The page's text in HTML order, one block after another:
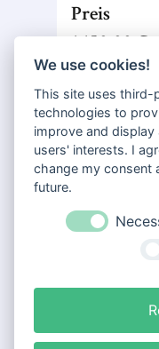
Kategorien
Bücher
Die schönen
Kunst
Preis
1.150,00 €
In den
Zum
We use cookies!
This site uses third-
technologies to
improve and
users' interests. I
change my consent
future.